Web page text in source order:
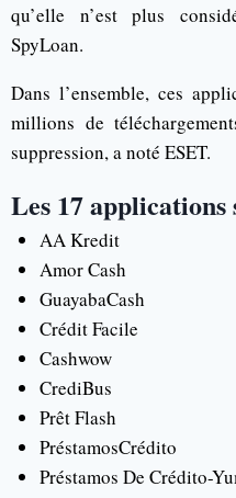
qu’elle n’est plus
SpyLoan.
Dans l’ensemble, ces
millions de
suppression, a noté ESET.
Les 17 applications
AA Kredit
Amor Cash
GuayabaCash
Crédit Facile
Cashwow
CrediBus
Prêt Flash
PréstamosCrédito
Préstamos De Crédito-